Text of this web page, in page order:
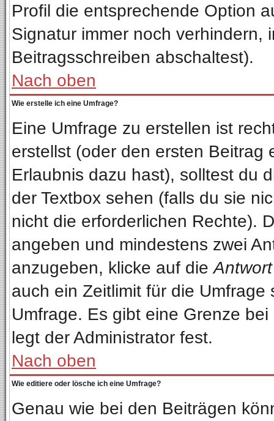
Profil die entsprechende Option
Signatur immer noch verhindern,
Beitragsschreiben abschaltest).
Nach oben
Wie erstelle ich eine Umfrage?
Eine Umfrage zu erstellen ist
erstellst (oder den ersten Beitrag
Erlaubnis dazu hast), solltest du
der Textbox sehen (falls du sie
nicht die erforderlichen Rechte).
angeben und mindestens zwei
anzugeben, klicke auf die
auch ein Zeitlimit für die
Umfrage. Es gibt eine Grenze
legt der Administrator fest.
Nach oben
Wie editiere oder lösche ich eine Umfrage?
Genau wie bei den Beiträgen